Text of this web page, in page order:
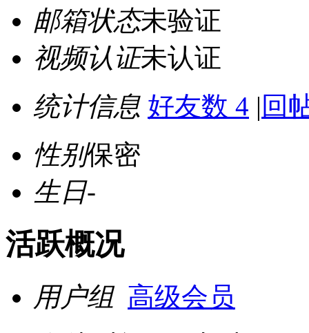
邮箱状态未验证
视频认证未认证
统计信息 好友数 4 | 回
性别保密
生日-
活跃概况
用户组 高级会员